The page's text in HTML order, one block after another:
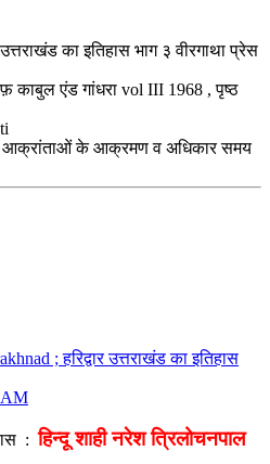
का इतिहास भाग ३ वीरगाथा प्रेस
काबुल एंड गांधरा vol III 1968 , पृष्ठ
आक्रांताओं के आक्रमण व अधिकार समय
; हरिद्वार उत्तराखंड का इतिहास
AM
:हिन्दू शाही नरेश त्रिलोचनपाल